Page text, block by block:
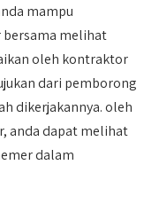
mampu
melihat
oleh kontraktor
dari pemborong
dikerjakannya. oleh
anda dapat melihat
dalam